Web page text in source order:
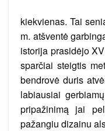
kiekvienas. Tai
m. atšventė
istorija prasidėjo
sparčiai steigtis
bendrovė duris
labiausiai
pripažinimą jai
pažangiu dizainu